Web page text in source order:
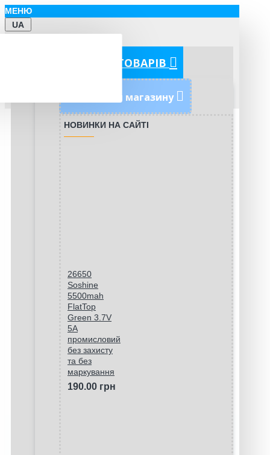
МЕНЮ
UA
КАТЕГОРІЇ ТОВАРІВ
Новинки магазину
НОВИНКИ НА САЙТІ
26650
Soshine
5500mah
FlatTop
Green 3.7V
5A
промисловий
без захисту
та без
маркування
190.00 грн